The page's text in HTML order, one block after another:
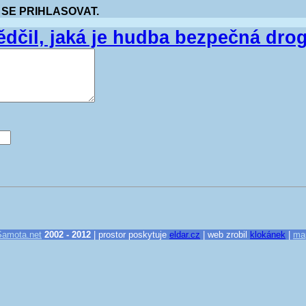
PRIHLASOVAT.
jaká je hudba bezpečná
2002 - 2012 | prostor poskytuje eldar.cz | web zrobil klokánek